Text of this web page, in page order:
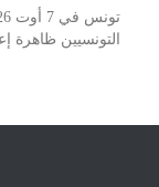
التونسيين ظاهرة